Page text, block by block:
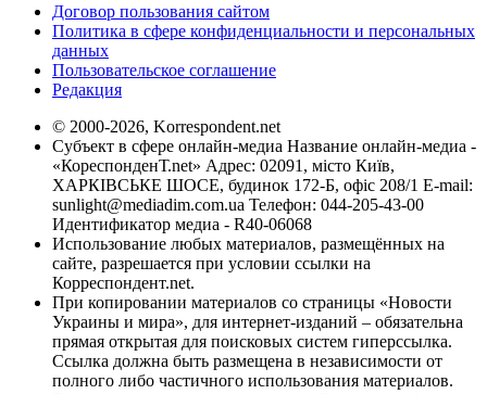
Договор пользования сайтом
Политика в сфере конфиденциальности и персональных
данных
Пользовательское соглашение
Редакция
© 2000-2026, Korrespondent.net
Субъект в сфере онлайн-медиа Название онлайн-медиа -
«КореспонденТ.net» Адрес: 02091, місто Київ,
ХАРКІВСЬКЕ ШОСЕ, будинок 172-Б, офіс 208/1 E-mail:
sunlight@mediadim.com.ua Телефон: 044-205-43-00
Идентификатор медиа - R40-06068
Использование любых материалов, размещённых на
сайте, разрешается при условии ссылки на
Корреспондент.net.
При копировании материалов со страницы «Новости
Украины и мира», для интернет-изданий – обязательна
прямая открытая для поисковых систем гиперссылка.
Ссылка должна быть размещена в независимости от
полного либо частичного использования материалов.